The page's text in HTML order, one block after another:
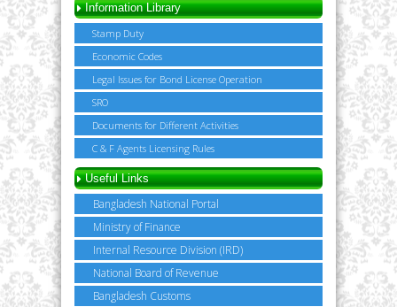
Information Library
Stamp Duty
Economic Codes
Legal Issues for Bond License Operation
SRO
Documents for Different Activities
C & F Agents Licensing Rules
Useful Links
Bangladesh National Portal
Ministry of Finance
Internal Resource Division (IRD)
National Board of Revenue
Bangladesh Customs